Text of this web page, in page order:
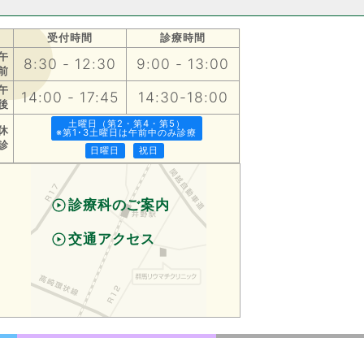
受付時間
診療時間
8:30 - 12:30 9:00 - 13:00
14:00 - 17:45 14:30-18:00
土曜日（第2・第4・第5）
※第1･3土曜日は午前中のみ診療
日曜日
祝日
診療科のご案内
交通アクセス